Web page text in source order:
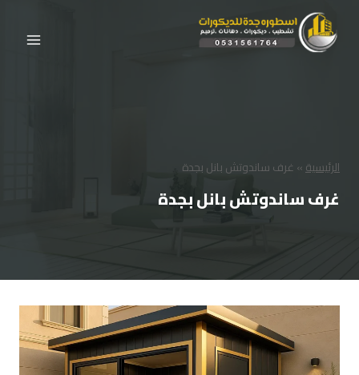
المحتوى
الرئيسية»غرف ساندوتش بانل بجدة
غرف ساندوتش بانل بجدة